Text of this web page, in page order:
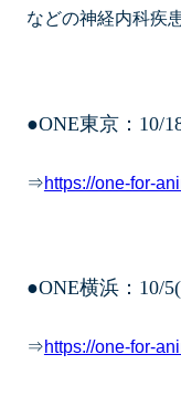
などの神経内科疾
●ONE東京：10/
⇒https://one-for-
●ONE横浜：10/
⇒https://one-for-